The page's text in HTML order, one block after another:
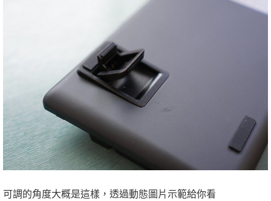
可調的角度大概是這樣，透過動態圖片示範給你看